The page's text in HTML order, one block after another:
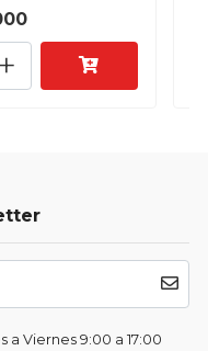
+
Viernes 9:00 a 17:00